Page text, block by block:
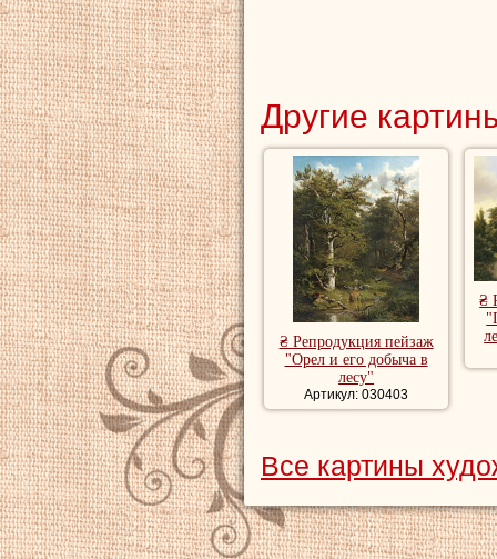
Другие
₴ Репродукция пейзаж
"Орел и его добыча в
лесу"
Артикул: 030403
₴
Все картины